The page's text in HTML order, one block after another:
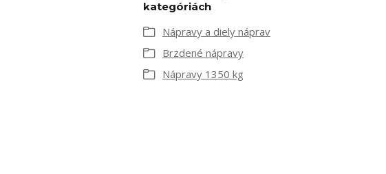
kategóriách
Nápravy a diely náprav
Brzdené nápravy
Nápravy 1350 kg